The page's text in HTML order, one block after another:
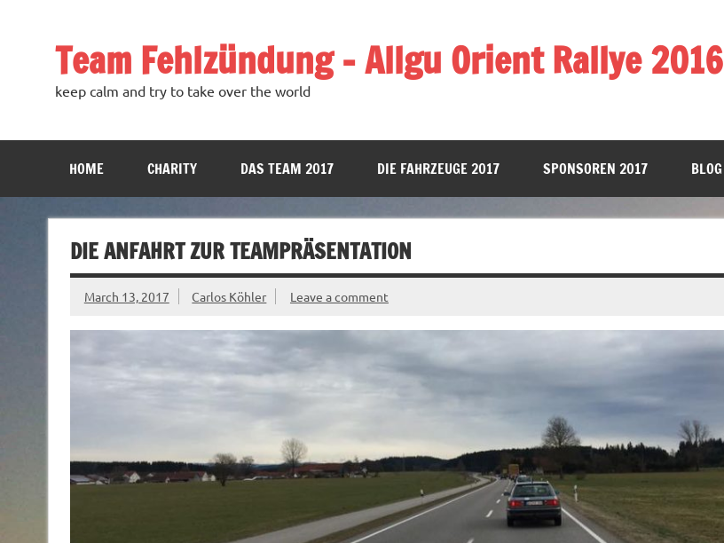
Team Fehlzündung – Allgu Orient Rallye 2016
keep calm and try to take over the world
HOME CHARITY DAS TEAM 2017 DIE FAHRZEUGE 2017 SPONSOREN 2017 BLOG
DIE ANFAHRT ZUR TEAMPRÄSENTATION
March 13, 2017 Carlos Köhler Leave a comment